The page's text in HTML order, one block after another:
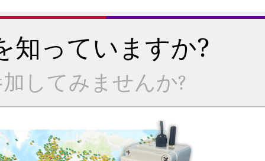
知っていますか?
してみませんか?